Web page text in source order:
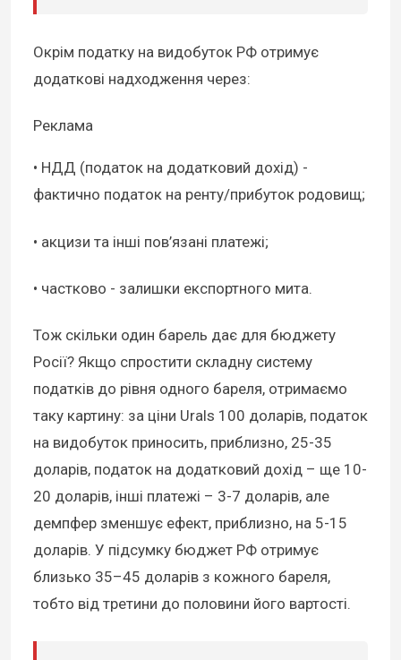
Окрім податку на видобуток РФ отримує
додаткові надходження через:
Реклама
• НДД (податок на додатковий дохід) -
фактично податок на ренту/прибуток родовищ;
• акцизи та інші пов’язані платежі;
• частково - залишки експортного мита.
Тож скільки один барель дає для бюджету
Росії? Якщо спростити складну систему
податків до рівня одного бареля, отримаємо
таку картину: за ціни Urals 100 доларів, податок
на видобуток приносить, приблизно, 25-35
доларів, податок на додатковий дохід – ще 10-
20 доларів, інші платежі – 3-7 доларів, але
демпфер зменшує ефект, приблизно, на 5-15
доларів. У підсумку бюджет РФ отримує
близько 35–45 доларів з кожного бареля,
тобто від третини до половини його вартості.